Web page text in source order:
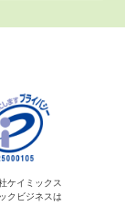
ケイミックス
クビジネスは